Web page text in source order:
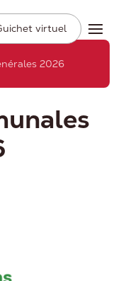
virtuel
2026